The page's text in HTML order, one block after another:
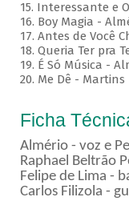
15. Interessante e
16. Boy Magia -
17. Antes de Você
18. Queria Ter pra
19. É Só Música -
20. Me Dê - Martins
Ficha
Almério - voz e
Raphael Beltrão
Felipe de Lima -
Carlos Filizola -